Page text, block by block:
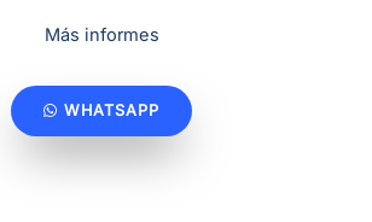
Más informes
WHATSAPP